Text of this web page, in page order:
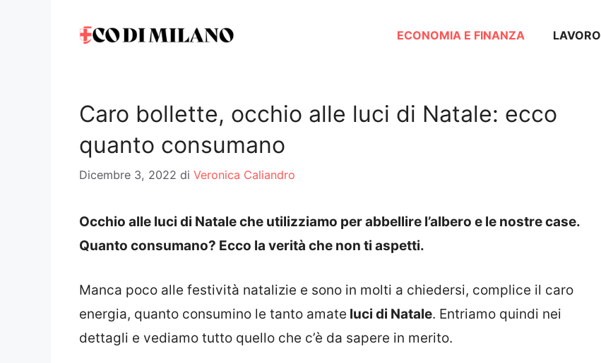
ECONOMIA E FINANZA LAVORO
Caro bollette, occhio alle luci di Natale: ecco
quanto consumano
Dicembre 3, 2022 di Veronica Caliandro
Occhio alle luci di Natale che utilizziamo per abbellire l’albero e le nostre case.
Quanto consumano? Ecco la verità che non ti aspetti.
Manca poco alle festività natalizie e sono in molti a chiedersi, complice il caro
energia, quanto consumino le tanto amate luci di Natale. Entriamo quindi nei
dettagli e vediamo tutto quello che c’è da sapere in merito.